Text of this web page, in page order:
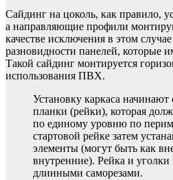
Сайдинг на цоколь, как правило,
а направляющие профили
качестве исключения в этом
разновидности панелей, которые
Такой сайдинг монтируется
использования ПВХ.
Установку каркаса начинают
планки (рейки), которая
по единому уровню по
стартовой рейке затем
элементы (могут быть как
внутренние). Рейка и уголки
длинными саморезами.